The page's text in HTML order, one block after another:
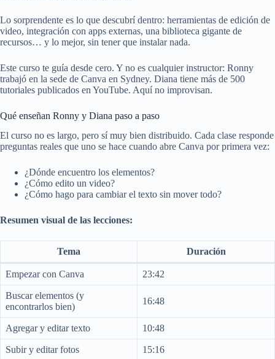
Lo sorprendente es lo que descubrí dentro: herramientas de edición de
video, integración con apps externas, una biblioteca gigante de
recursos… y lo mejor, sin tener que instalar nada.
Este curso te guía desde cero. Y no es cualquier instructor: Ronny
trabajó en la sede de Canva en Sydney. Diana tiene más de 500
tutoriales publicados en YouTube. Aquí no improvisan.
Qué enseñan Ronny y Diana paso a paso
El curso no es largo, pero sí muy bien distribuido. Cada clase responde
preguntas reales que uno se hace cuando abre Canva por primera vez:
¿Dónde encuentro los elementos?
¿Cómo edito un video?
¿Cómo hago para cambiar el texto sin mover todo?
Resumen visual de las lecciones:
Tema Duración
Empezar con Canva 23:42
Buscar elementos (y
encontrarlos bien)
16:48
Agregar y editar texto 10:48
Subir y editar fotos 15:16